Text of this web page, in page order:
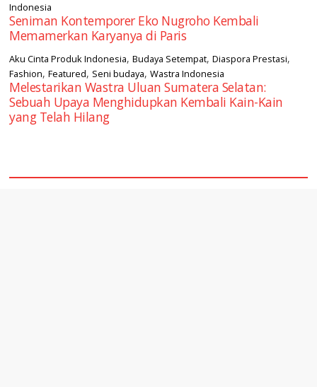
Indonesia
Seniman Kontemporer Eko Nugroho Kembali
Memamerkan Karyanya di Paris
Aku Cinta Produk Indonesia,Budaya Setempat,Diaspora Prestasi,
Fashion,Featured, Seni budaya,Wastra Indonesia
Melestarikan Wastra Uluan Sumatera Selatan:
Sebuah Upaya Menghidupkan Kembali Kain-Kain
yang Telah Hilang